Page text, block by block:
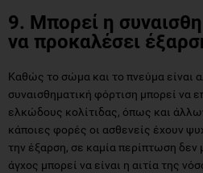
9. Μπορεί η
να προκαλέσει
Καθώς το σώμα και το πνεύμα είναι
συναισθηματική φόρτιση μπορεί να
ελκώδους κολίτιδας, όπως και
κάποιες φορές οι ασθενείς έχουν
την έξαρση, σε καμία περίπτωση δεν
άγχος μπορεί να είναι η αιτία της